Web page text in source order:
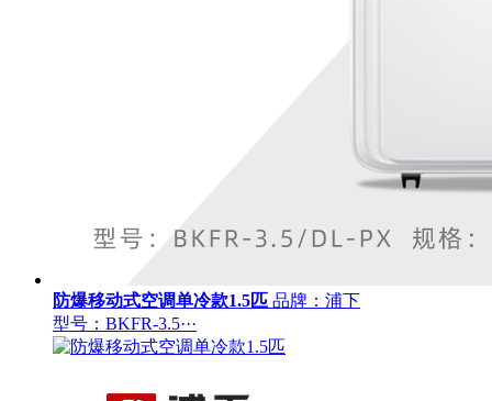
防爆移动式空调单冷款1.5匹 品牌：浦下
型号：BKFR-3.5···